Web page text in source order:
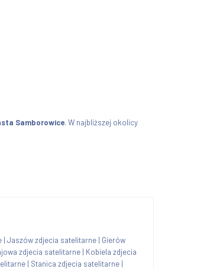
Samborowice. W najbliższej okolicy
| Jaszów zdjecia satelitarne | Gierów
zdjecia satelitarne | Kobiela zdjecia
| Stanica zdjecia satelitarne |